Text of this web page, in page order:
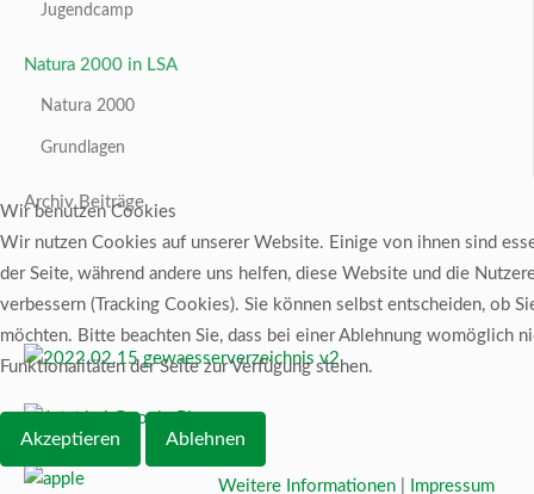
Jugendcamp
Natura 2000 in LSA
Natura 2000
Grundlagen
Archiv Beiträge
Wir benutzen Cookies
Wir nutzen Cookies auf unserer Website. Einige von ihnen sind
der Seite, während andere uns helfen, diese Website und die
verbessern (Tracking Cookies). Sie können selbst entscheiden, ob
möchten. Bitte beachten Sie, dass bei einer Ablehnung womöglich
Funktionalitäten der Seite zur Verfügung stehen.
Akzeptieren Ablehnen
Weitere Informationen Impressum